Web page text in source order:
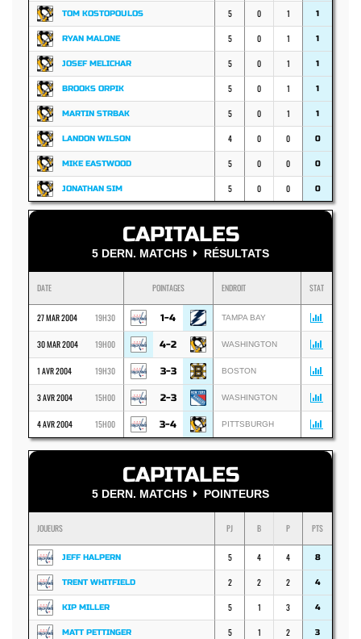
TOM KOSTOPOULOS 5 0 1 1
RYAN MALONE 5 0 1 1
JOSEF MELICHAR 5 0 1 1
BROOKS ORPIK 5 0 1 1
MARTIN STRBAK 5 0 1 1
LANDON WILSON 4 0 0 0
MIKE EASTWOOD 5 0 0 0
JONATHAN SIM 5 0 0 0
CAPITALES
5 DERN. MATCHS RÉSULTATS
DATE POINTAGES ENDROIT STAT
27 MAR 2004 19H30 1-4 TAMPA BAY
30 MAR 2004 19H00 4-2 WASHINGTON
1 AVR 2004 19H30 3-3 BOSTON
3 AVR 2004 15H00 2-3 WASHINGTON
4 AVR 2004 15H00 3-4 PITTSBURGH
CAPITALES
5 DERN. MATCHS POINTEURS
JOUEURS PJ B P PTS
JEFF HALPERN 5 4 4 8
TRENT WHITFIELD 2 2 2 4
KIP MILLER 5 1 3 4
MATT PETTINGER 5 1 2 3